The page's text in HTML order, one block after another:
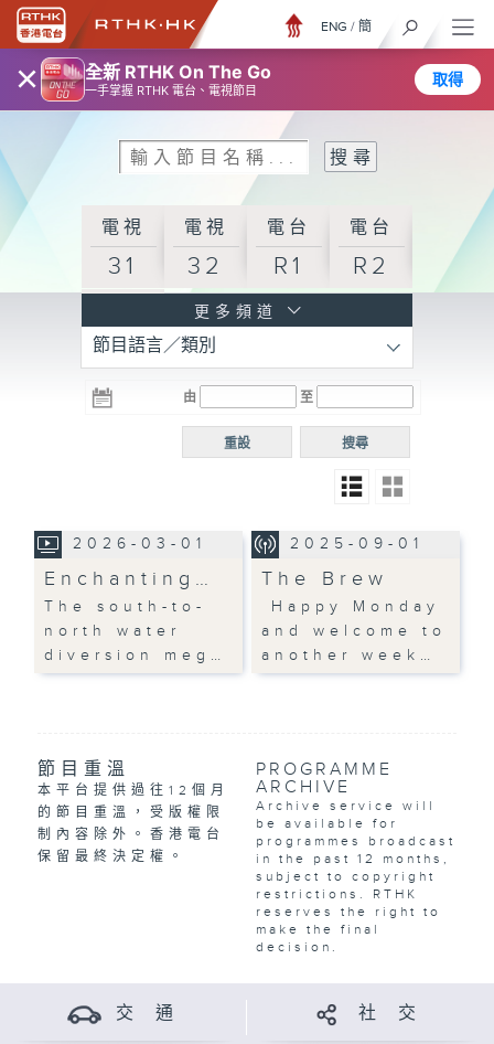
× 全新 RTHK On The Go
一手掌握 RTHK 電台、電視節目
取得
ENG / 簡
電視
31
電視
32
電台
R1
電台
R2
R3
電台 電台
R5
電台
普通
更多頻道
節目語言／類別
由 至
搜尋
重設
2026-03-01
Enchanting…
The south-to-
north water
diversion meg…
2025-09-01
The Brew
Happy Monday
and welcome to
another week…
節目重溫
本平台提供過往12個月
的節目重溫，受版權限
制內容除外。香港電台
保留最終決定權。
PROGRAMME
ARCHIVE
Archive service will
be available for
programmes broadcast
in the past 12 months,
subject to copyright
restrictions. RTHK
reserves the right to
make the final
decision.
交 通 社 交